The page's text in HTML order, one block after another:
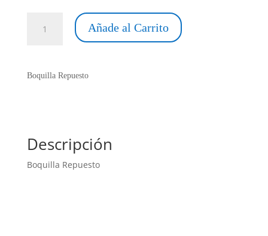
Repuesto
Añade al Carrito
Boquilla Repuesto
Descripción
Boquilla Repuesto